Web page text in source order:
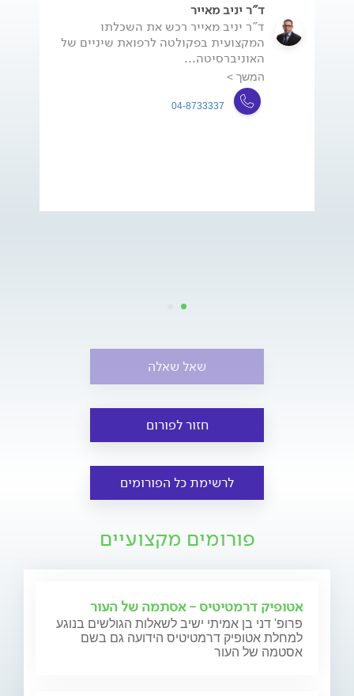
ד"ר יניב מאייר
ד"ר יניב מאייר רכש את השכלתו
המקצועית בפקולטה לרפואת שיניים של
האוניברסיטה...
המשך >
04-8733337
שאל שאלה
חזור לפורום
לרשימת כל הפורומים
פורומים מקצועיים
אטופיק דרמטיטיס - אסתמה של העור
פרופ' דני בן אמיתי ישיב לשאלות הגולשים בנוגע
למחלת אטופיק דרמטיטיס הידועה גם בשם
אסטמה של העור